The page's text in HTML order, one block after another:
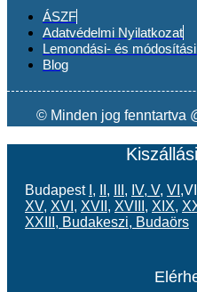
ÁSZF
Adatvédelmi Nyilatkozat
Lemondási- és
Blog
© Minden jog fenntartva
Budapest , , , IV, V, VI
XV, XVI , XVII , XVIII , XIX,
XXIII , Budakeszi, Budaörs